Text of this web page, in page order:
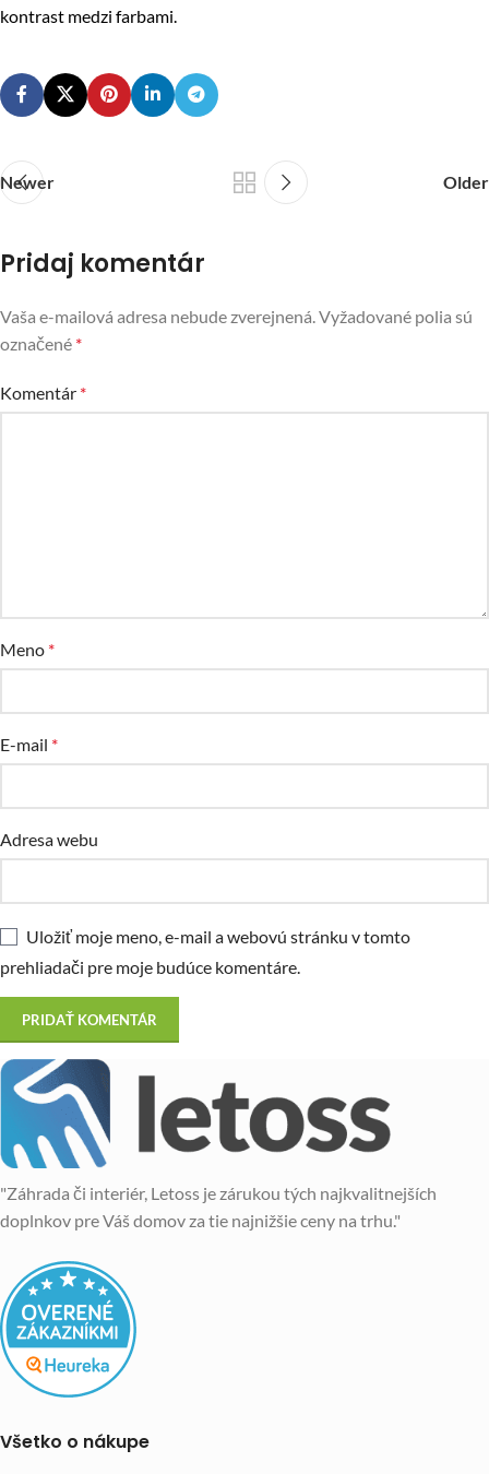
kontrast medzi farbami.
Newer Older
Pridaj komentár
Vaša e-mailová adresa nebude zverejnená. Vyžadované polia sú
označené *
Komentár *
Meno *
E-mail *
Adresa webu
Uložiť moje meno, e-mail a webovú stránku v tomto
prehliadači pre moje budúce komentáre.
"Záhrada či interiér, Letoss je zárukou tých najkvalitnejších
doplnkov pre Váš domov za tie najnižšie ceny na trhu."
Všetko o nákupe